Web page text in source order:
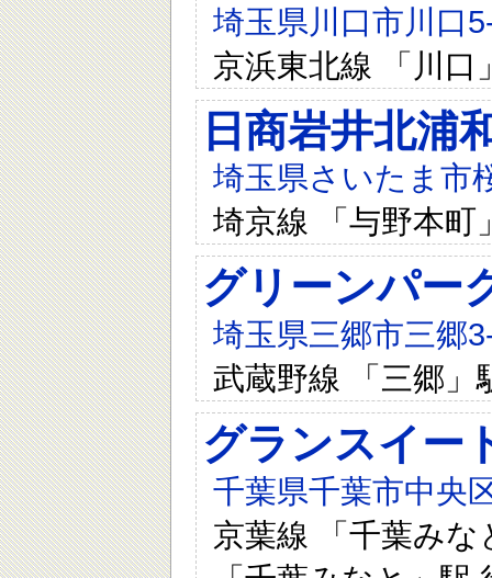
埼玉県川口市川口
京浜東北線 「川口
日商岩井北浦
埼玉県さいたま市
埼京線 「与野本町
グリーンパー
埼玉県三郷市三郷
武蔵野線 「三郷」
グランスイー
千葉県千葉市中央
京葉線 「千葉み